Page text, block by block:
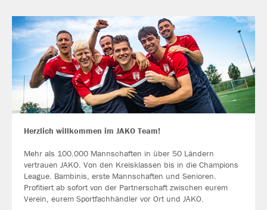
Herzlich willkommen im JAKO Team!
Mehr als 100.000 Mannschaften in über 50 Ländern
vertrauen JAKO. Von den Kreisklassen bis in die Champions
League. Bambinis, erste Mannschaften und Senioren.
Profitiert ab sofort von der Partnerschaft zwischen eurem
Verein, eurem Sportfachhändler vor Ort und JAKO.